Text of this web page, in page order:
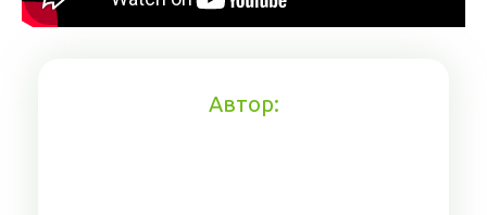
Автор: